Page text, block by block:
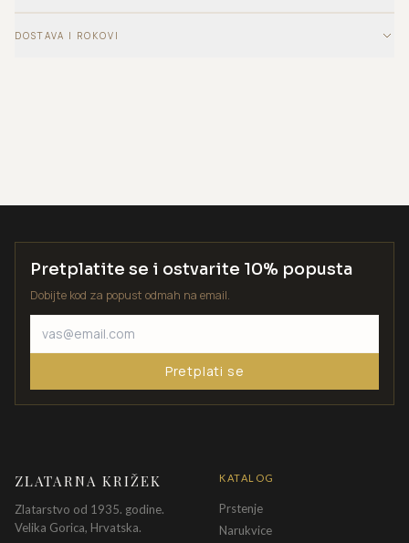
DOSTAVA I ROKOVI
Pretplatite se i ostvarite 10% popusta
Dobijte kod za popust odmah na email.
Pretplati se
ZLATARNA KRIŽEK
Zlatarstvo od 1935. godine.
Velika Gorica, Hrvatska.
KATALOG
Prstenje
Narukvice